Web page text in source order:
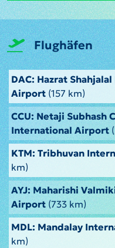
Flughäfen
DAC: Hazrat
Airport (157 km)
CCU: Netaji Subhash
International Airport
KTM: Tribhuvan
km)
AYJ: Maharishi
Airport(733 km)
MDL: Mandalay
km)